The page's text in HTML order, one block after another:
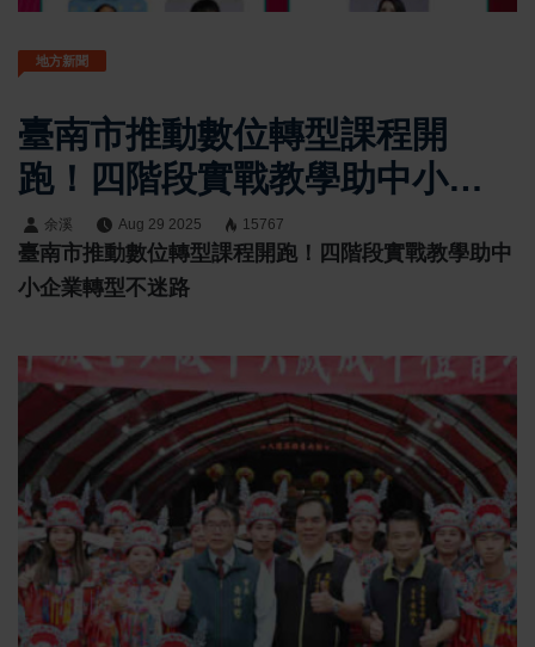
地方新聞
臺南市推動數位轉型課程開
跑！四階段實戰教學助中小企
業轉型不迷路
余溪 Aug 29 2025 15767
臺南市推動數位轉型課程開跑！四階段實戰教學助中
小企業轉型不迷路